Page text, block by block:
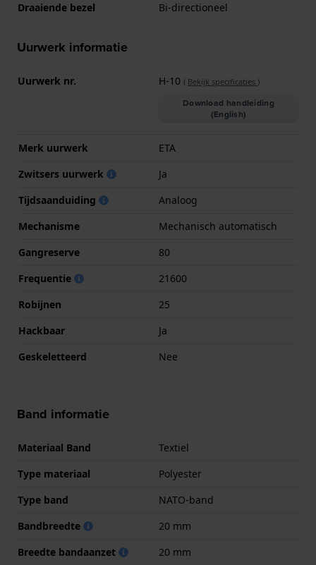
Draaiende bezel
Bi-directioneel
Uurwerk informatie
Uurwerk nr. H-10 ( Bekijk specificaties )
Download handleiding
(English)
Merk uurwerk
ETA
Zwitsers uurwerk
Ja
Tijdsaanduiding
Analoog
Mechanisme
Mechanisch automatisch
Gangreserve
80
Frequentie
21600
Robijnen
25
Hackbaar
Ja
Geskeletteerd
Nee
Band informatie
Materiaal Band
Textiel
Type materiaal
Polyester
Type band
NATO-band
Bandbreedte
20 mm
Breedte bandaanzet
20 mm